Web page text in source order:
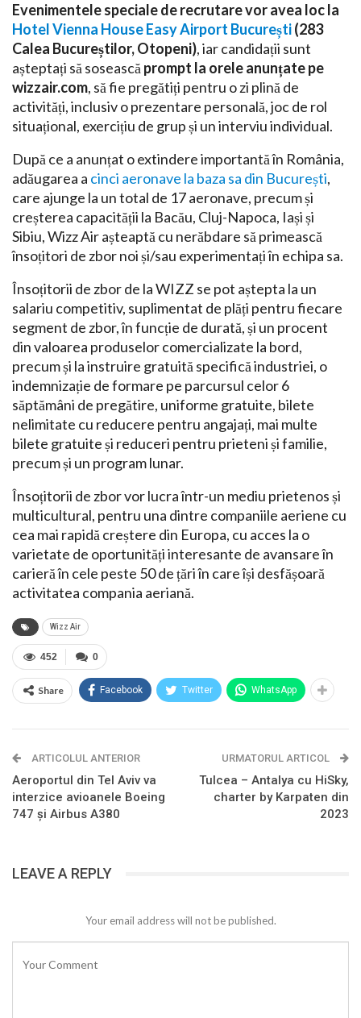
Evenimentele speciale de recrutare vor avea loc la
Hotel Vienna House Easy Airport București(283
Calea Bucureștilor, Otopeni), iar candidații sunt
așteptați să sosească prompt la orele anunțate pe
wizzair.com, să fie pregătiți pentru o zi plină de
activități, inclusiv o prezentare personală, joc de rol
situațional, exercițiu de grup și un interviu individual.
După ce a anunțat o extindere importantă în România,
adăugarea a cinci aeronave la baza sa din București,
care ajunge la un total de 17 aeronave, precum și
creșterea capacității la Bacău, Cluj-Napoca, Iași și
Sibiu, Wizz Air așteaptă cu nerăbdare să primească
însoțitori de zbor noi și/sau experimentați în echipa sa.
Însoțitorii de zbor de la WIZZ se pot aștepta la un
salariu competitiv, suplimentat de plăți pentru fiecare
segment de zbor, în funcție de durată, și un procent
din valoarea produselor comercializate la bord,
precum și la instruire gratuită specifică industriei, o
indemnizație de formare pe parcursul celor 6
săptămâni de pregătire, uniforme gratuite, bilete
nelimitate cu reducere pentru angajați, mai multe
bilete gratuite și reduceri pentru prieteni și familie,
precum și un program lunar.
Însoțitorii de zbor vor lucra într-un mediu prietenos și
multicultural, pentru una dintre companiile aeriene cu
cea mai rapidă creștere din Europa, cu acces la o
varietate de oportunități interesante de avansare în
carieră în cele peste 50 de țări în care își desfășoară
activitatea compania aeriană.
Wizz Air
0
452
Share Facebook Twitter WhatsApp
ARTICOLUL ANTERIOR
Aeroportul din Tel Aviv va
interzice avioanele Boeing
747 și Airbus A380
URMATORUL ARTICOL
Tulcea – Antalya cu HiSky,
charter by Karpaten din
2023
LEAVE A REPLY
Your email address will not be published.